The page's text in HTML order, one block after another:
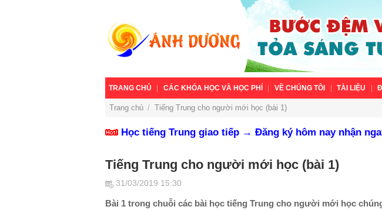
TRANG CHỦ CÁC KHÓA HỌC VÀ HỌC PHÍ VỀ CHÚNG TÔI TÀI LIỆU
Trang chủ / Tiếng Trung cho người mới học (bài 1)
Học tiếng Trung giao tiếp → Đăng ký hôm nay nhận
Tiếng Trung cho người mới học (bài 1)
31/03/2019 15:30
Bài 1 trong chuỗi các bài học tiếng Trung cho người mới học